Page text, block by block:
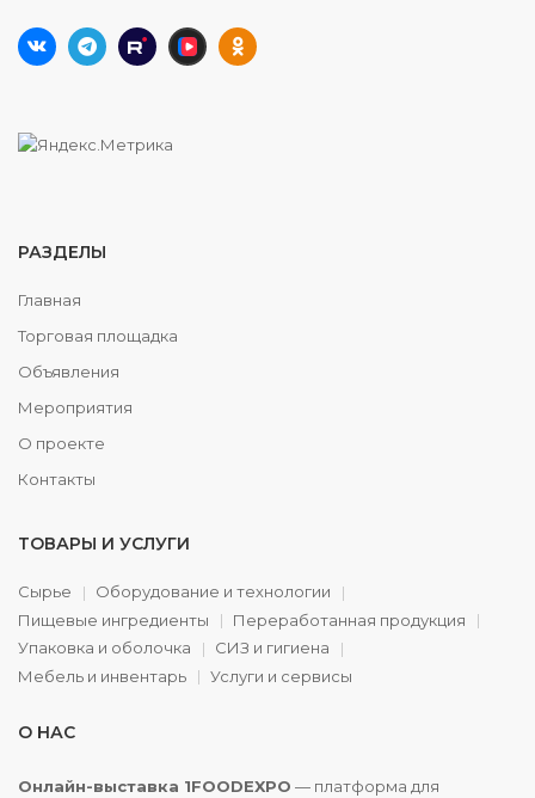
РАЗДЕЛЫ
Главная
Торговая площадка
Объявления
Мероприятия
О проекте
Контакты
ТОВАРЫ И УСЛУГИ
Сырье
Оборудование и технологии
Пищевые ингредиенты
Переработанная продукция
Упаковка и оболочка
СИЗ и гигиена
Мебель и инвентарь
Услуги и сервисы
О НАС
Онлайн-выставка 1FOODEXPO — платформа для